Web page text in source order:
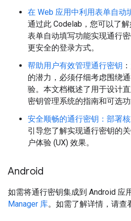
在 Web 应用中利用表单自动
通过此 Codelab，您可以了
表单自动填写功能实现通行
更安全的登录方式。
帮助用户有效管理通行密钥
的潜力，必须仔细考虑围绕
验。本文档概述了用于设计
密钥管理系统的指南和可选功
安全顺畅的通行密钥：部署
引导您了解实现通行密钥的
户体验 (UX) 效果。
Android
如需将通行密钥集成到 Android 应
Manager 库。如需了解详情，请查